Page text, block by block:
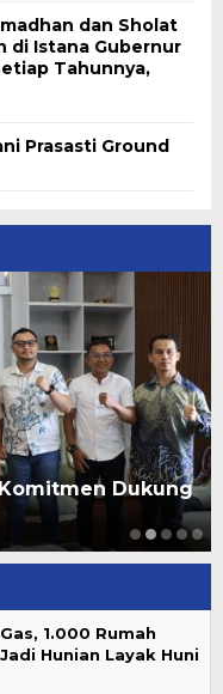
dan Sholat
di Istana Gubernur
Tahunnya,
Prasasti Ground
Dukung
1.000 Rumah
Hunian Layak Huni